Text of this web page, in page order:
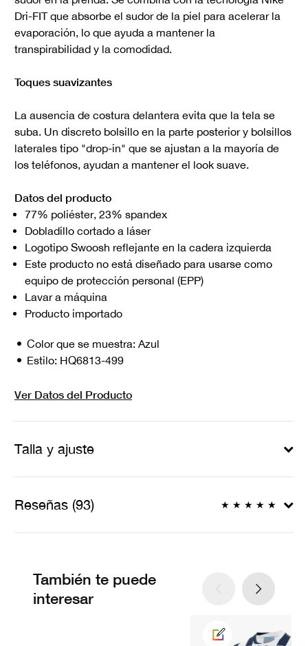
Dri-FIT que absorbe el sudor de la piel para acelerar la
evaporación, lo que ayuda a mantener la
transpirabilidad y la comodidad.
Toques suavizantes
La ausencia de costura delantera evita que la tela se
suba. Un discreto bolsillo en la parte posterior y bolsillos
laterales tipo "drop-in" que se ajustan a la mayoría de
los teléfonos, ayudan a mantener el look suave.
Datos del producto
77% poliéster, 23% spandex
Dobladillo cortado a láser
Logotipo Swoosh reflejante en la cadera izquierda
Este producto no está diseñado para usarse como
equipo de protección personal (EPP)
Lavar a máquina
Producto importado
Color que se muestra: Azul
Estilo: HQ6813-499
Ver Datos del Producto
Talla y ajuste
Reseñas (93) ★ ★ ★ ★ ★
También te puede
interesar